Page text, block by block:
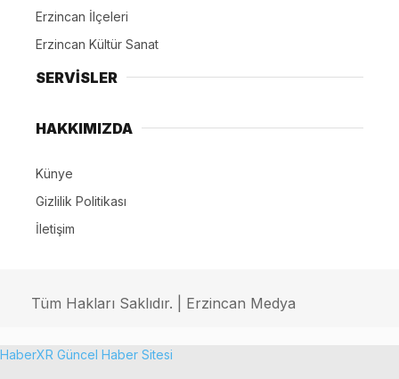
Erzincan İlçeleri
Erzincan Kültür Sanat
SERVİSLER
HAKKIMIZDA
Künye
Gizlilik Politikası
İletişim
Tüm Hakları Saklıdır. | Erzincan Medya
HaberXR Güncel Haber Sitesi